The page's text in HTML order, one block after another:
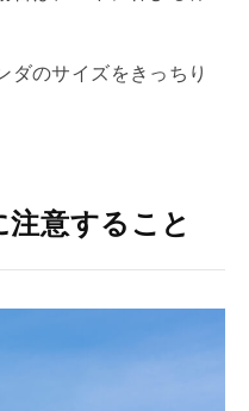
ダのサイズをきっちり
意すること